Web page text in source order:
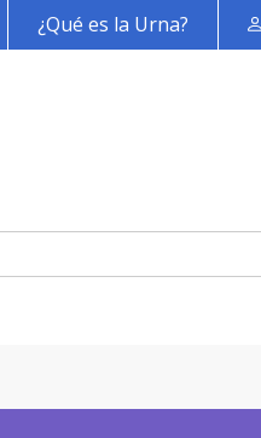
principal
¿Qué es la Urna?